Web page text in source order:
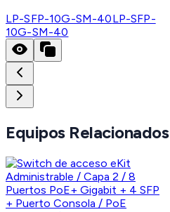
LP-SFP-10G-SM-40LP-SFP-
10G-SM-40
Equipos Relacionados